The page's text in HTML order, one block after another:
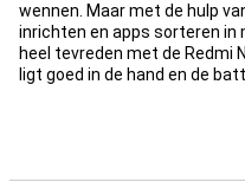
wennen. Maar met de hulp
inrichten en apps sorteren in
heel tevreden met de Redmi
ligt goed in de hand en de